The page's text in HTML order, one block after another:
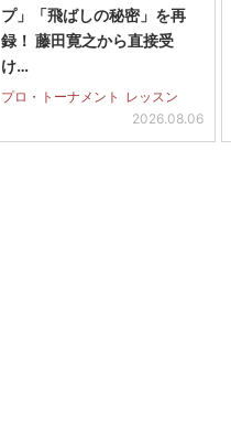
プ」「飛ばしの秘密」を再
録！ 藤田寛之から直接受
け…
プロ・トーナメント レッスン
2026.08.06